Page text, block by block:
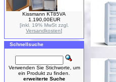
Kissmann KT85VA
1.190,00EUR
[inkl. 19% MwSt zzgl.
Versandkosten]
Schnellsuche
Verwenden Sie Stichworte, um
ein Produkt zu finden.
erweiterte Suche